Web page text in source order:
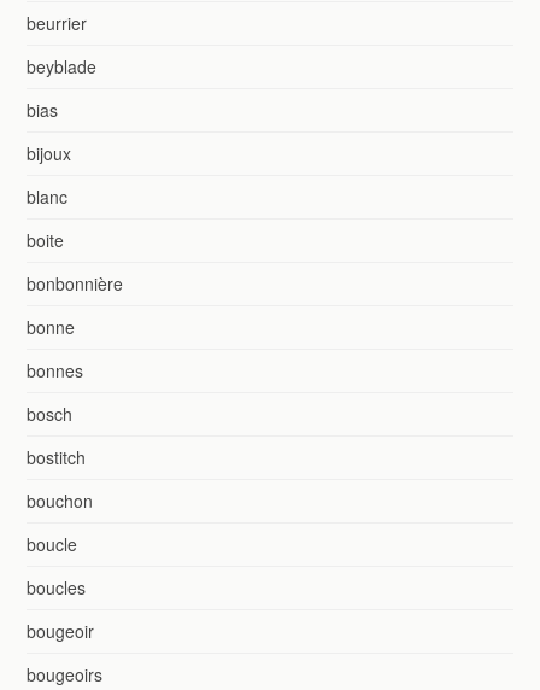
beurrier
beyblade
bias
bijoux
blanc
boite
bonbonnière
bonne
bonnes
bosch
bostitch
bouchon
boucle
boucles
bougeoir
bougeoirs